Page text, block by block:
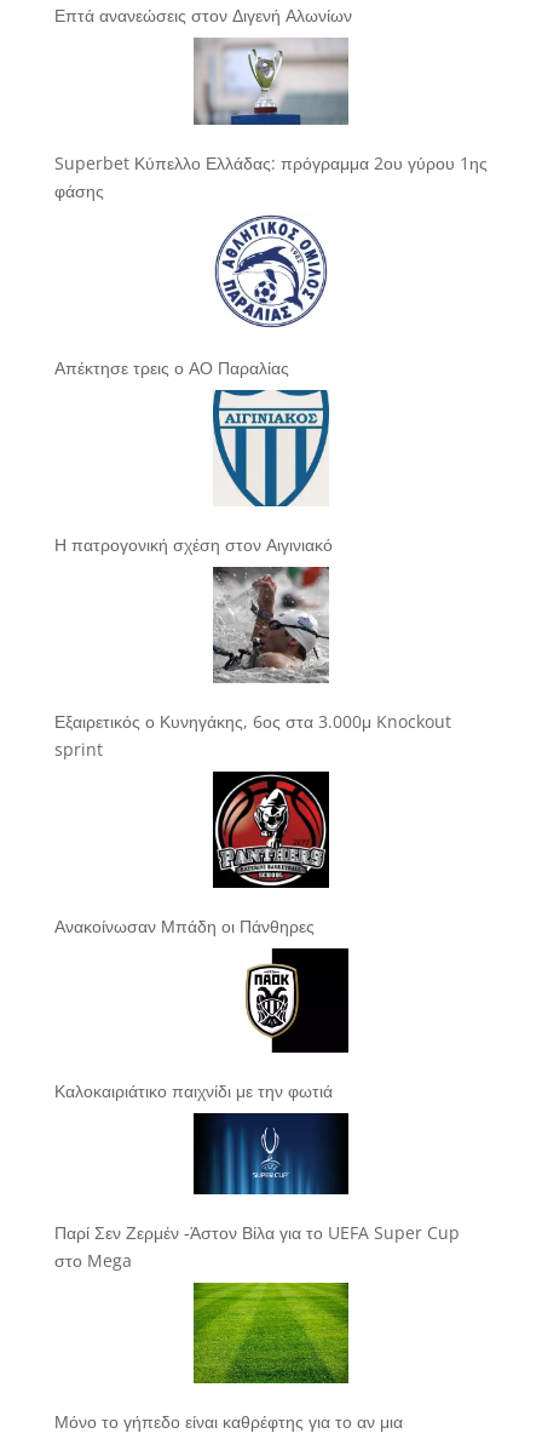
Επτά ανανεώσεις στον Διγενή Αλωνίων
Superbet Κύπελλο Ελλάδας: πρόγραμμα 2ου γύρου 1ης
φάσης
Απέκτησε τρεις ο ΑΟ Παραλίας
Η πατρογονική σχέση στον Αιγινιακό
Εξαιρετικός ο Κυνηγάκης, 6ος στα 3.000μ Knockout
sprint
Ανακοίνωσαν Μπάδη οι Πάνθηρες
Καλοκαιριάτικο παιχνίδι με την φωτιά
Παρί Σεν Ζερμέν -Άστον Βίλα για το UEFA Super Cup
στο Mega
Μόνο το γήπεδο είναι καθρέφτης για το αν μια